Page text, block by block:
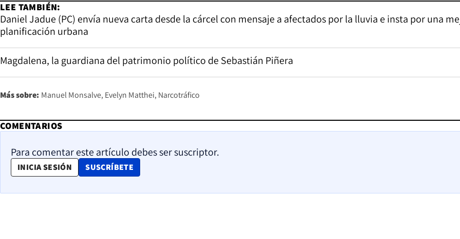
LEE TAMBIÉN:
Daniel Jadue (PC) envía nueva carta desde la cárcel con mensaje a afectados por la lluvia e insta por una
planificación urbana
Magdalena, la guardiana del patrimonio político de Sebastián Piñera
Más sobre: Manuel Monsalve Evelyn Matthei Narcotráfico
COMENTARIOS
Para comentar este artículo debes ser suscriptor.
INICIA SESIÓN SUSCRÍBETE
OPENS IN NEW WINDOW